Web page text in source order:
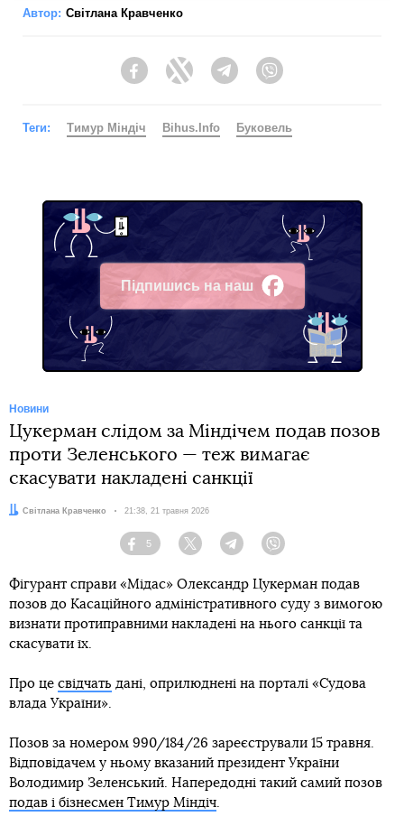
Автор: Світлана Кравченко
FacebookTwitter Telegram
Теги: Тимур Міндіч Bihus.Info Буковель
Підпишись на наш
Facebook
Новини
Цукерман слідом за Міндічем подав позов
проти Зеленського — теж вимагає
скасувати накладені санкції
Автор:
Світлана Кравченко Дата:
21:38, 21 травня 2026
Facebook
5
Twitter TelegramViber
Фігурант справи «Мідас» Олександр Цукерман подав
позов до Касаційного адміністративного суду з вимогою
визнати протиправними накладені на нього санкції та
скасувати їх.
Про це свідчать дані, оприлюднені на порталі «Судова
влада України».
Позов за номером 990/184/26 зареєстрували 15 травня.
Відповідачем у ньому вказаний президент України
Володимир Зеленський. Напередодні такий самий позов
подав і бізнесмен Тимур Міндіч.